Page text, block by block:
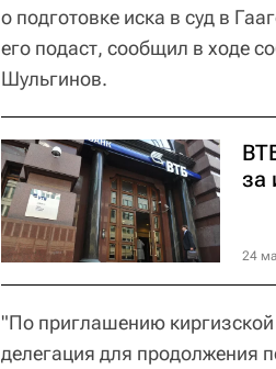
о подготовке иска в суд в
его подаст, сообщил в ходе
Шульгинов.
за
24
"По приглашению
делегация для продолжения